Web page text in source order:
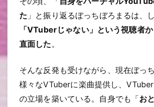
た 」と振り返るぼっちぼろまるは、
「VTuberじゃない」という視聴者
直面した 。
そんな反発も受けながら、現在ぼっ
様々なVTuberに楽曲提供し、
の立場を築いている。自身でも「お